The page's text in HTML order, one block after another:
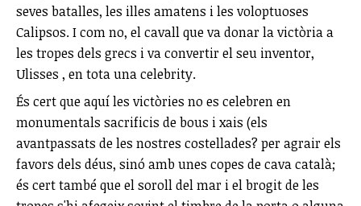
seves batalles, les illes amatens i les voloptuoses
Calipsos. I com no, el cavall que va donar la victòria a
les tropes dels grecs i va convertir el seu inventor,
Ulisses , en tota una celebrity.
És cert que aquí les victòries no es celebren en
monumentals sacrificis de bous i xais (els
avantpassats de les nostres costellades? per agrair els
favors dels déus, sinó amb unes copes de cava català;
és cert també que el soroll del mar i el brogit de les